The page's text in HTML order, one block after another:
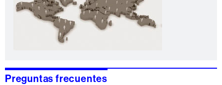
Preguntas frecuentes